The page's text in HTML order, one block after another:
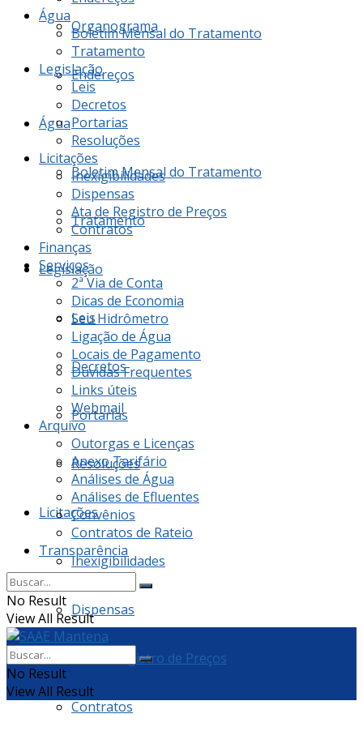
Organograma
Endereços
Água
Boletim Mensal do Tratamento
Tratamento
Legislação
Leis
Decretos
Portarias
Resoluções
Licitações
Inexigibilidades
Dispensas
Ata de Registro de Preços
Contratos
Água
Boletim Mensal do Tratamento
Tratamento
Legislação
Leis
Decretos
Portarias
Resoluções
Licitações
Inexigibilidades
Dispensas
Ata de Registro de Preços
Contratos
Finanças
Serviços
2ª Via de Conta
Dicas de Economia
Seu Hidrômetro
Ligação de Água
Locais de Pagamento
Dúvidas Frequentes
Links úteis
Webmail
Arquivo
Outorgas e Licenças
Anexo Tarifário
Análises de Água
Análises de Efluentes
Convênios
Contratos de Rateio
Transparência
No Result
View All Result
No Result
View All Result